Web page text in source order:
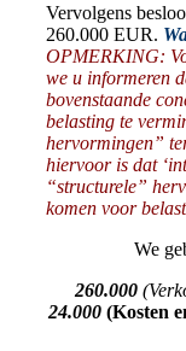
Vervolgens
260.000 EUR.
OPMERKING:
we u informeren
bovenstaande
belasting te
hervormingen”
hiervoor is dat
“structurele”
komen voor
We
260.000
24.000 (Kosten